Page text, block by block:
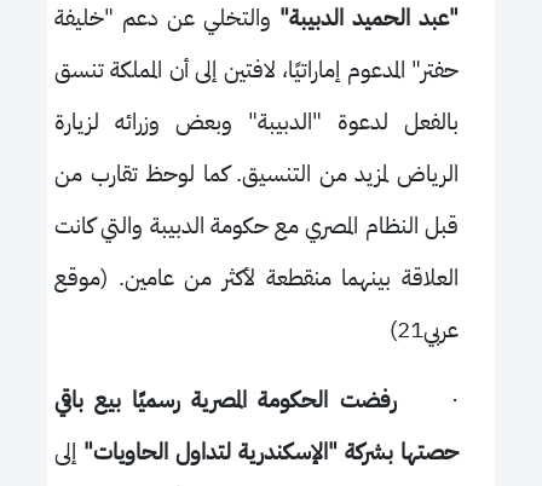
"عبد الحميد الدبيبة" والتخلي عن دعم "خليفة
حفتر" المدعوم إماراتيًا، لافتين إلى أن المملكة تنسق
بالفعل لدعوة "الدبيبة" وبعض وزرائه لزيارة
الرياض لمزيد من التنسيق. كما لوحظ تقارب من
قبل النظام المصري مع حكومة الدبيبة والتي كانت
العلاقة بينهما منقطعة لأكثر من عامين. (موقع
عربي21)
·رفضت الحكومة المصرية رسميًا بيع باقي
حصتها بشركة "الإسكندرية لتداول الحاويات" إلى